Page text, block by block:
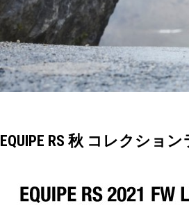
EQUIPE RS 秋 コレクショ